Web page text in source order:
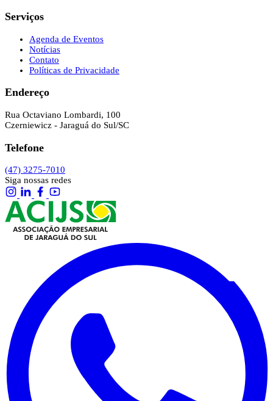
Serviços
Agenda de Eventos
Notícias
Contato
Políticas de Privacidade
Endereço
Rua Octaviano Lombardi, 100
Czerniewicz - Jaraguá do Sul/SC
Telefone
(47) 3275-7010
Siga nossas redes